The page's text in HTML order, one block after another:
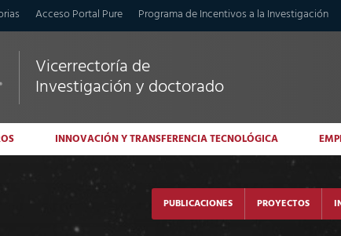
Acceso Portal Pure Programa de Incentivos a la Investigación
Vicerrectoría de
Investigación y doctorado
INNOVACIÓN Y TRANSFERENCIA TECNOLÓGICA
PUBLICACIONES PROYECTOS